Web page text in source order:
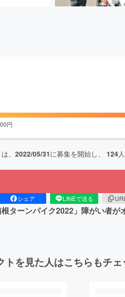
円
、 2022/05/31に募集を開始し、 124
シェア LINEで送る
根ターンパイク2022」障がい者
トを見た人はこちらもチ